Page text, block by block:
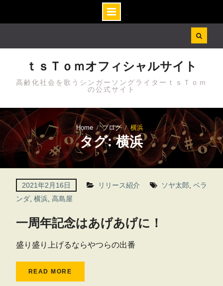
ｔｓＴｏｍオフィシャルサイト
高齢化社会を歌うシンガーソングライターｔｓＴｏｍ
の公式サイト
Home ブログ 横浜
タグ: 横浜
2021年2月16日 リリース紹介 ソヤ太郎 ベラ
ンダ, 横浜, 高島屋
一周年記念はあげあげに！
盛り盛り上げるならやつらの出番
READ MORE